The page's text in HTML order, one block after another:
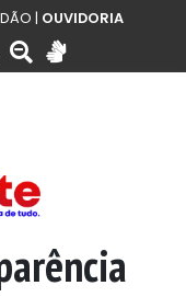
| OUVIDORIA